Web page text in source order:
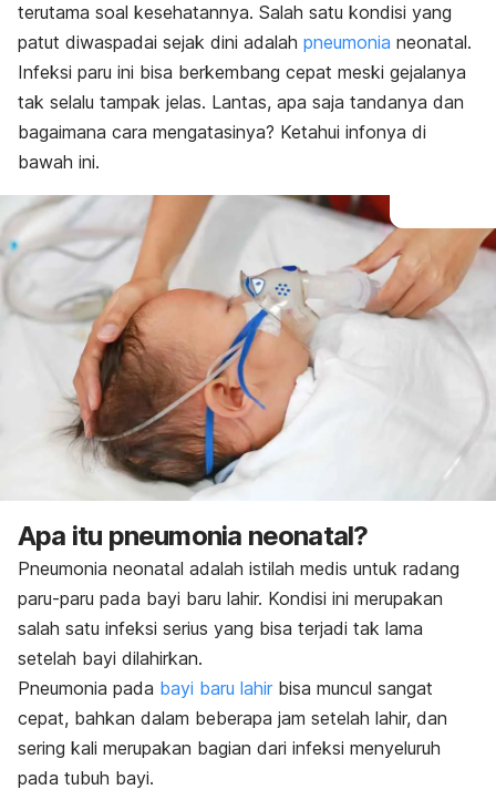
Diagnosis
Pengobatan
terutama soal kesehatannya. Salah satu kondisi yang
patut diwaspadai sejak dini adalah pneumonia neonatal.
Infeksi paru ini bisa berkembang cepat meski gejalanya
tak selalu tampak jelas. Lantas, apa saja tandanya dan
bagaimana cara mengatasinya? Ketahui infonya di
bawah ini.
Apa itu pneumonia neonatal?
Pneumonia neonatal adalah istilah medis untuk radang
paru-paru pada bayi baru lahir. Kondisi ini merupakan
salah satu infeksi serius yang bisa terjadi tak lama
setelah bayi dilahirkan.
Pneumonia pada bayi baru lahir bisa muncul sangat
cepat, bahkan dalam beberapa jam setelah lahir, dan
sering kali merupakan bagian dari infeksi menyeluruh
pada tubuh bayi.